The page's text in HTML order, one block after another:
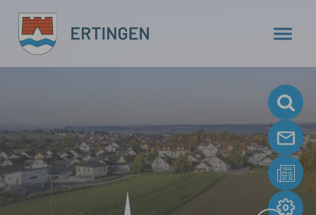
Zum Hauptinhalt springen